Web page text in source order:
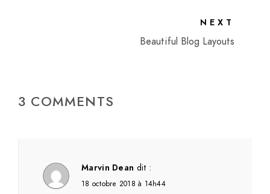
NEXT
Beautiful Blog Layouts
3 COMMENTS
Marvin Dean dit :
18 octobre 2018 à 14h44